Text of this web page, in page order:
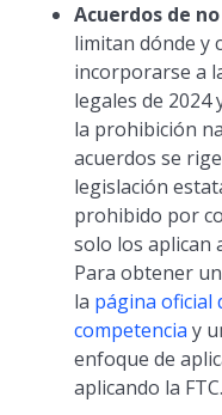
Acuerdos de
limitan dónde y
incorporarse a
legales de 2024
la prohibición
acuerdos se
legislación
prohibido por
solo los aplican
Para obtener
la página oficial
competencia y
enfoque de
aplicando la FTC.